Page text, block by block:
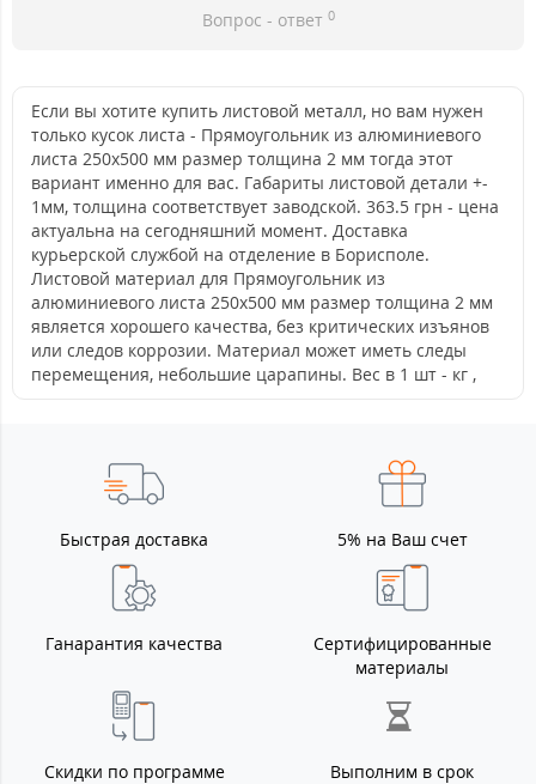
Вопрос - ответ 0
Если вы хотите купить листовой металл, но вам нужен
только кусок листа - Прямоугольник из алюминиевого
листа 250х500 мм размер толщина 2 мм тогда этот
вариант именно для вас. Габариты листовой детали +-
1мм, толщина соответствует заводской. 363.5 грн - цена
актуальна на сегодняшний момент. Доставка
курьерской службой на отделение в Борисполе.
Листовой материал для Прямоугольник из
алюминиевого листа 250х500 мм размер толщина 2 мм
является хорошего качества, без критических изъянов
или следов коррозии. Материал может иметь следы
перемещения, небольшие царапины. Вес в 1 шт - кг ,
Быстрая доставка 5% на Ваш счет
Ганарантия качества
Сертифицированные
материалы
Скидки по программе Выполним в срок